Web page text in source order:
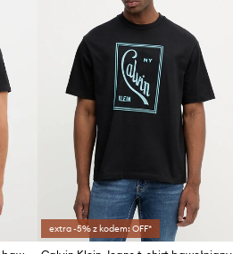
extra -5% z kodem: OFF*